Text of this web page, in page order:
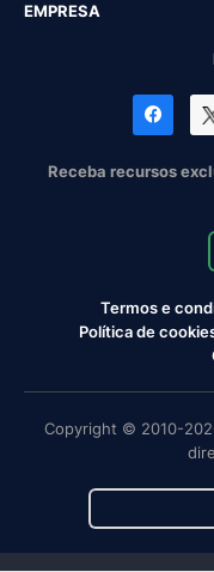
EMPRESA
Receba recursos
Termos e
Política de
Copyright © 2010-